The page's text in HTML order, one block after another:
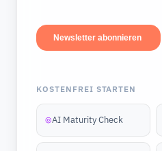
KOSTENFREI STARTEN
◎AI Maturity Check